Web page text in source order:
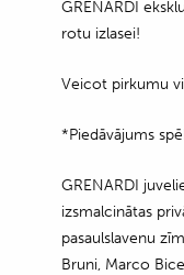
GRENARDI
rotu izlasei!
Veicot pirkumu
*Piedāvājums
GRENARDI
izsmalcinātas
pasaulslavenu
Bruni, Marco